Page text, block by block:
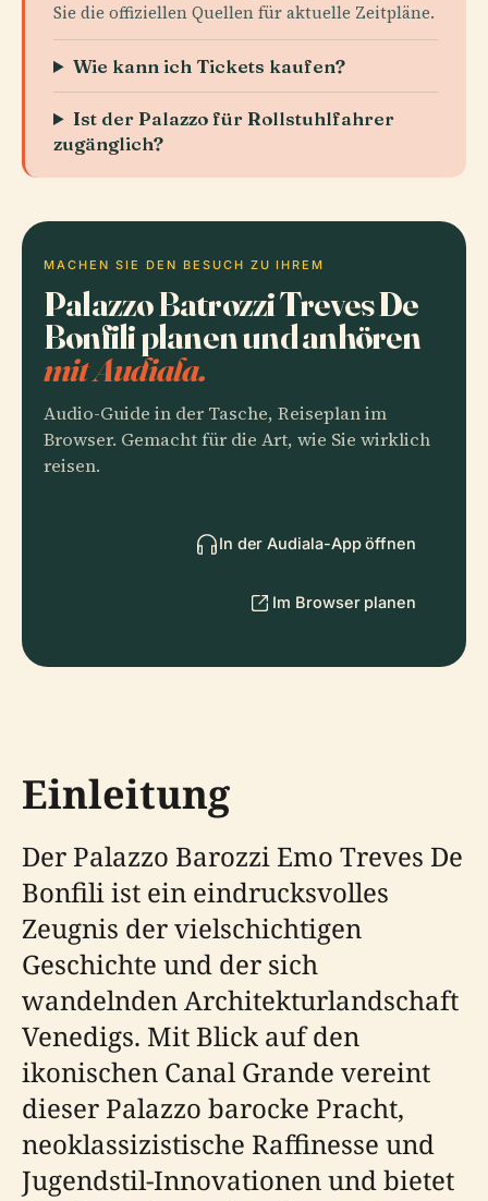
Sie die offiziellen Quellen für aktuelle Zeitpläne.
Wie kann ich Tickets kaufen?
Ist der Palazzo für Rollstuhlfahrer
zugänglich?
MACHEN SIE DEN BESUCH ZU IHREM
Palazzo Batrozzi Treves De
Bonfili planen und anhören
mit Audiala.
Audio-Guide in der Tasche, Reiseplan im
Browser. Gemacht für die Art, wie Sie wirklich
reisen.
In der Audiala-App öffnen
Im Browser planen
Einleitung
Der Palazzo Barozzi Emo Treves De
Bonfili ist ein eindrucksvolles
Zeugnis der vielschichtigen
Geschichte und der sich
wandelnden Architekturlandschaft
Venedigs. Mit Blick auf den
ikonischen Canal Grande vereint
dieser Palazzo barocke Pracht,
neoklassizistische Raffinesse und
Jugendstil-Innovationen und bietet